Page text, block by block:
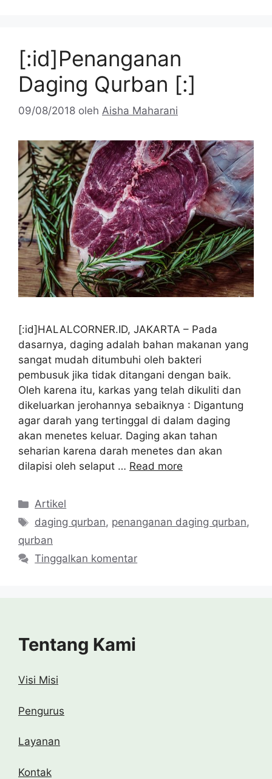
[:id]Penanganan
Daging Qurban [:]
09/08/2018 oleh Aisha Maharani
[:id]HALALCORNER.ID, JAKARTA – Pada
dasarnya, daging adalah bahan makanan yang
sangat mudah ditumbuhi oleh bakteri
pembusuk jika tidak ditangani dengan baik.
Oleh karena itu, karkas yang telah dikuliti dan
dikeluarkan jerohannya sebaiknya : Digantung
agar darah yang tertinggal di dalam daging
akan menetes keluar. Daging akan tahan
seharian karena darah menetes dan akan
dilapisi oleh selaput … Read more
Kategori
Artikel
Tag
daging qurban, penanganan daging qurban,
qurban
Tinggalkan komentar
Tentang Kami
Visi Misi
Pengurus
Layanan
Kontak